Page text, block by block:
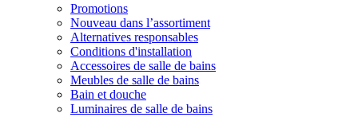
Promotions
Nouveau dans l’assortiment
Alternatives responsables
Conditions d'installation
Accessoires de salle de bains
Meubles de salle de bains
Bain et douche
Luminaires de salle de bains